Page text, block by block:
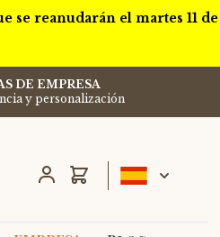
se reanudarán el martes 11 de
DE EMPRESA
y personalización
Carro